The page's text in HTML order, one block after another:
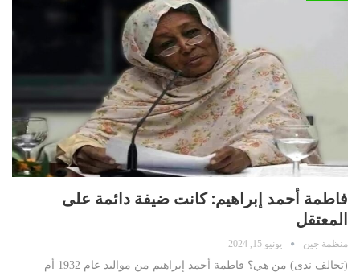
فاطمة أحمد إبراهيم: كانت ضيفة دائمة على
المعتقل
منظمة جين يونيو 15, 2024
(تحالف ندى) من هي؟ فاطمة أحمد إبراهيم من مواليد عام 1932 أم